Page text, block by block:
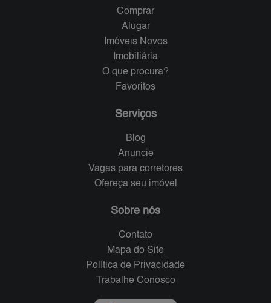
Comprar
Alugar
Imóveis Novos
Imobiliária
O que procura?
Favoritos
Serviços
Blog
Anuncie
Vagas para corretores
Ofereça seu imóvel
Sobre nós
Contato
Mapa do Site
Política de Privacidade
Trabalhe Conosco